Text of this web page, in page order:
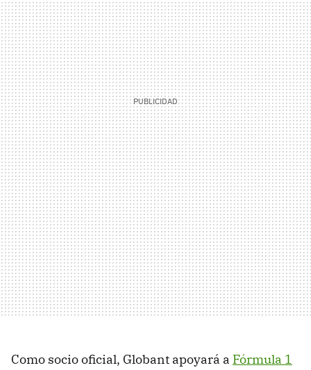
Como socio oficial, Globant apoyará a Fórmula 1